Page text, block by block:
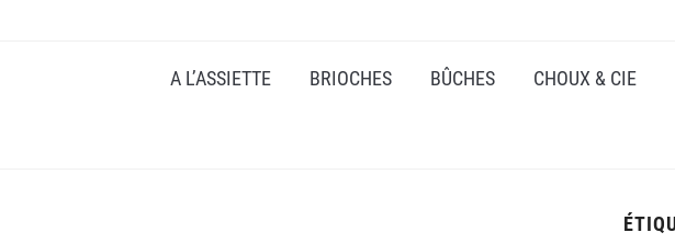
A L’ASSIETTE BRIOCHES BÛCHES CHOUX & CIE